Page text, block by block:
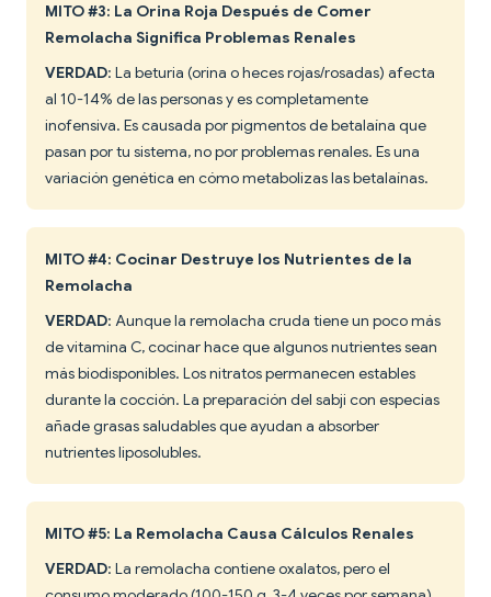
MITO #3: La Orina Roja Después de Comer
Remolacha Significa Problemas Renales
VERDAD: La beturia (orina o heces rojas/rosadas) afecta
al 10-14% de las personas y es completamente
inofensiva. Es causada por pigmentos de betalaína que
pasan por tu sistema, no por problemas renales. Es una
variación genética en cómo metabolizas las betalaínas.
MITO #4: Cocinar Destruye los Nutrientes de la
Remolacha
VERDAD: Aunque la remolacha cruda tiene un poco más
de vitamina C, cocinar hace que algunos nutrientes sean
más biodisponibles. Los nitratos permanecen estables
durante la cocción. La preparación del sabji con especias
añade grasas saludables que ayudan a absorber
nutrientes liposolubles.
MITO #5: La Remolacha Causa Cálculos Renales
VERDAD: La remolacha contiene oxalatos, pero el